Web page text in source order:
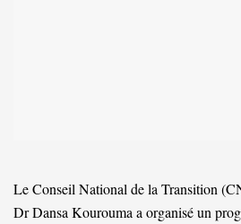
Le Conseil National de la Transition
Dr Dansa Kourouma a organisé un